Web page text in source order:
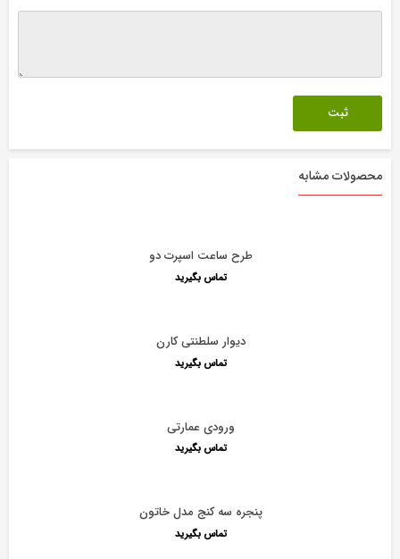
محصولات مشابه
طرح ساعت اسپرت دو
تماس بگیرید
دیوار سلطنتی کارن
تماس بگیرید
ورودی عمارتی
تماس بگیرید
پنجره سه کنج مدل خاتون
تماس بگیرید